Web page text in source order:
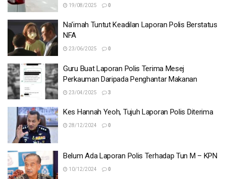
19/08/2025 0
Na’imah Tuntut Keadilan Laporan Polis Berstatus
NFA
23/06/2025 0
Guru Buat Laporan Polis Terima Mesej
Perkauman Daripada Penghantar Makanan
23/04/2025 3
Kes Hannah Yeoh, Tujuh Laporan Polis Diterima
28/12/2024 0
Belum Ada Laporan Polis Terhadap Tun M – KPN
10/12/2024 0